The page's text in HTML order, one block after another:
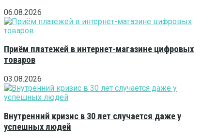
06.08.2026
Приём платежей в интернет-магазине цифровых
товаров
03.08.2026
Внутренний кризис в 30 лет случается даже у
успешных людей